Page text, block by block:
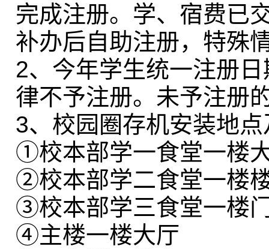
完成注册。学、宿费已
补办后自助注册，特殊
2、今年学生统一注册
律不予注册。未予注册
3、校园圈存机安装地
①校本部学一食堂一楼
②校本部学二食堂一楼
③校本部学三食堂一楼
④主楼一楼大厅